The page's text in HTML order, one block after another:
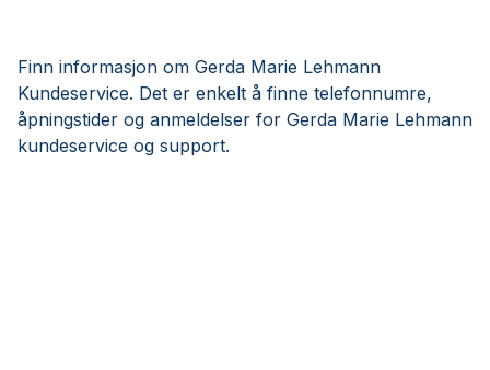
Finn informasjon om Gerda Marie Lehmann
Kundeservice. Det er enkelt å finne telefonnumre,
åpningstider og anmeldelser for Gerda Marie Lehmann
kundeservice og support.